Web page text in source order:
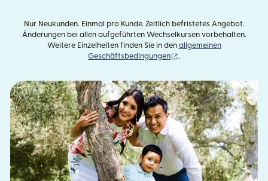
Nur Neukunden. Einmal pro Kunde. Zeitlich befristetes Angebot.
Änderungen bei allen aufgeführten Wechselkursen vorbehalten.
Weitere Einzelheiten finden Sie in den allgemeinen
Geschäftsbedingungen
.